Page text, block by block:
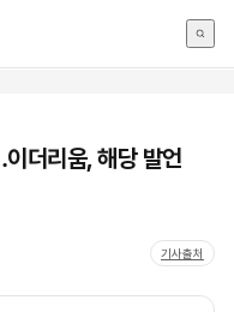
더리움, 해당 발언
기사출처